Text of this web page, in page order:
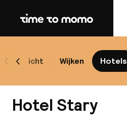
Home
Overzicht Wijken Hotels
Scroll naar links
Hotel Stary